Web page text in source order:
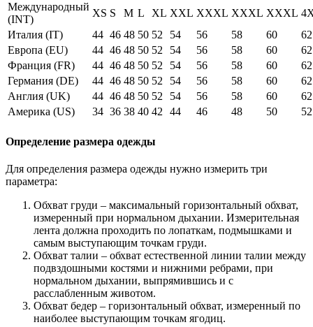
Международный
(INT)
XS S M L XL XXL XXXL XXXL XXXL
Италия (IT)
44 46 48 50 52 54 56 58 60
62
Европа (EU)
44 46 48 50 52 54 56 58 60
62
Франция (FR)
44 46 48 50 52 54 56 58 60
62
Германия (DE)
44 46 48 50 52 54 56 58 60
62
Англия (UK)
44 46 48 50 52 54 56 58 60
62
Америка (US)
34 36 38 40 42 44 46 48 50 52
Определение размера одежды
Для определения размера одежды нужно измерить три
параметра:
Обхват груди – максимальный горизонтальный обхват,
измеренный при нормальном дыхании. Измерительная
лента должна проходить по лопаткам, подмышками и
самым выступающим точкам груди.
Обхват талии – обхват естественной линии талии между
подвздошными костями и нижними ребрами, при
нормальном дыхании, выпрямившись и с
расслабленным животом.
Обхват бедер – горизонтальный обхват, измеренный по
наиболее выступающим точкам ягодиц.